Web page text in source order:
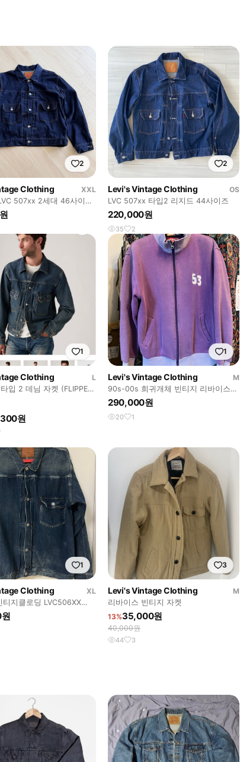
2
Clothing
XXL
507xx 2세대 46사이즈
2
Levi's Vintage Clothing
OS
LVC 507xx 타입2 리지드 44사이즈
220,000원
35 2
1
Clothing
L
입 2 데님 자켓 (FLIPPEN)
원
1
Levi's Vintage Clothing
M
90s-00s 희귀개체 빈티지 리바이스
스웻집업 (퍼플)
290,000원
20 1
1
Clothing
XL
티지클로딩 LVC506XX
커 XL사이즈
3
Levi's Vintage Clothing
M
리바이스 빈티지 자켓
13%35,000원
40,000원
44 3